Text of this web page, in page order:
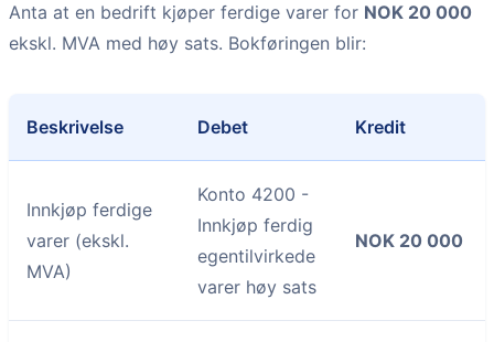
Anta at en bedrift kjøper ferdige varer for NOK 20 000
ekskl. MVA med høy sats. Bokføringen blir:
Beskrivelse Debet Kredit
Innkjøp ferdige
varer (ekskl.
MVA)
Konto 4200 -
Innkjøp ferdig
egentilvirkede
varer høy sats
NOK 20 000